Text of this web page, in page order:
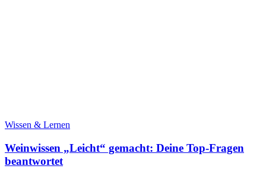
Wissen & Lernen
Weinwissen „Leicht“ gemacht: Deine Top-Fragen
beantwortet